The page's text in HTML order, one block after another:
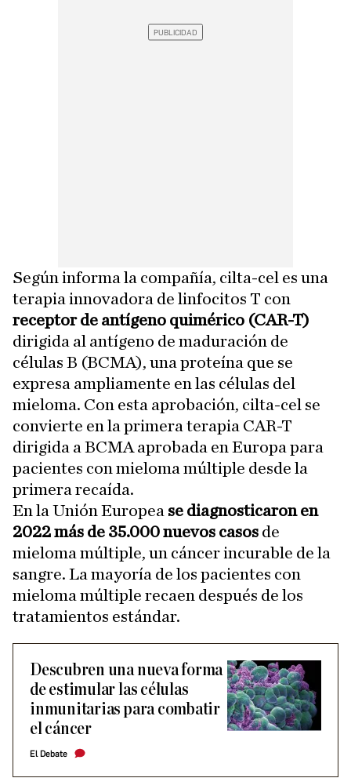
Según informa la compañía, cilta-cel es una
terapia innovadora de linfocitos T con
receptor de antígeno quimérico (CAR-T)
dirigida al antígeno de maduración de
células B (BCMA), una proteína que se
expresa ampliamente en las células del
mieloma. Con esta aprobación, cilta-cel se
convierte en la primera terapia CAR-T
dirigida a BCMA aprobada en Europa para
pacientes con mieloma múltiple desde la
primera recaída.
En la Unión Europea se diagnosticaron en
2022 más de 35.000 nuevos casos de
mieloma múltiple, un cáncer incurable de la
sangre. La mayoría de los pacientes con
mieloma múltiple recaen después de los
tratamientos estándar.
Descubren una nueva forma
de estimular las células
inmunitarias para combatir
el cáncer
El Debate